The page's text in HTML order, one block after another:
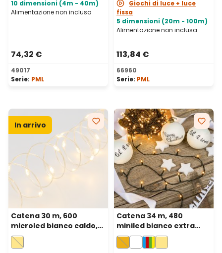
10 dimensioni (4m - 40m)
Alimentazione non inclusa
74,32 €
49017
Serie: PML
Giochi di luce + luce
fissa
5 dimensioni (20m - 100m)
Alimentazione non inclusa
113,84 €
66960
Serie: PML
In arrivo
Catena 30 m, 600
microled bianco caldo,
cavo metal argento
Catena 34 m, 480
miniled bianco extra
caldo, cavo verde